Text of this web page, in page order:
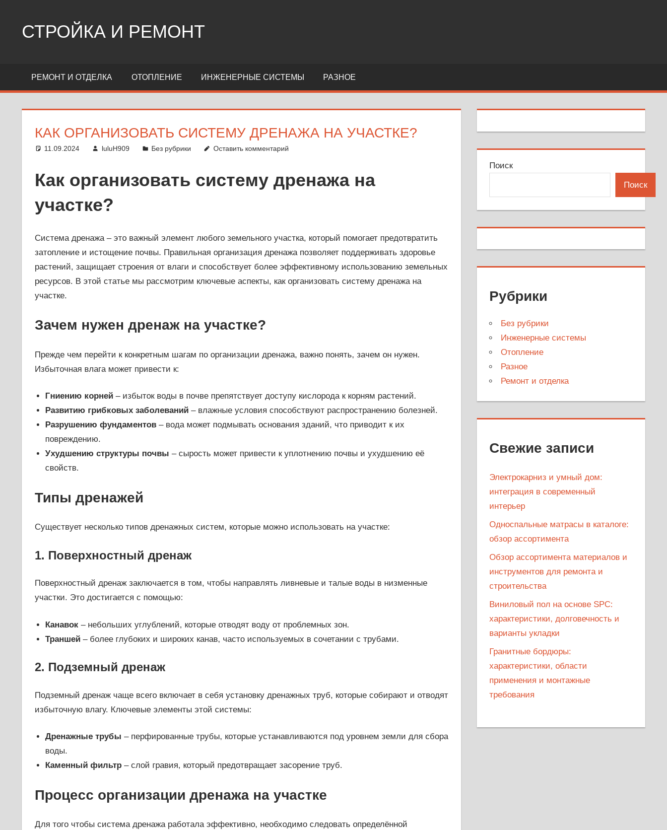
содержимому
СТРОЙКА И РЕМОНТ
стройке,
ремонте,
РЕМОНТ И ОТДЕЛКА ОТОПЛЕНИЕ ИНЖЕНЕРНЫЕ СИСТЕМЫ РАЗНОЕ
КАК ОРГАНИЗОВАТЬ СИСТЕМУ ДРЕНАЖА НА УЧАСТКЕ?
11.09.2024 luluH909 Без рубрики Оставить комментарий
Как организовать систему дренажа на
участке?
Система дренажа – это важный элемент любого земельного участка, который помогает предотвратить
затопление и истощение почвы. Правильная организация дренажа позволяет поддерживать здоровье
растений, защищает строения от влаги и способствует более эффективному использованию земельных
ресурсов. В этой статье мы рассмотрим ключевые аспекты, как организовать систему дренажа на
участке.
Зачем нужен дренаж на участке?
Прежде чем перейти к конкретным шагам по организации дренажа, важно понять, зачем он нужен.
Избыточная влага может привести к:
Гниению корней– избыток воды в почве препятствует доступу кислорода к корням растений.
Развитию грибковых заболеваний– влажные условия способствуют распространению болезней.
Разрушению фундаментов– вода может подмывать основания зданий, что приводит к их
повреждению.
Ухудшению структуры почвы – сырость может привести к уплотнению почвы и ухудшению её
свойств.
Типы дренажей
Существует несколько типов дренажных систем, которые можно использовать на участке:
1. Поверхностный дренаж
Поверхностный дренаж заключается в том, чтобы направлять ливневые и талые воды в низменные
участки. Это достигается с помощью:
Канавок– небольших углублений, которые отводят воду от проблемных зон.
Траншей– более глубоких и широких канав, часто используемых в сочетании с трубами.
2. Подземный дренаж
Подземный дренаж чаще всего включает в себя установку дренажных труб, которые собирают и отводят
избыточную влагу. Ключевые элементы этой системы:
Дренажные трубы – перфированные трубы, которые устанавливаются под уровнем земли для сбора
воды.
Каменный фильтр– слой гравия, который предотвращает засорение труб.
Процесс организации дренажа на участке
Для того чтобы система дренажа работала эффективно, необходимо следовать определённой
Поиск
Поиск
Рубрики
Без рубрики
Инженерные системы
Отопление
Разное
Ремонт и отделка
Свежие записи
Электрокарниз и умный дом:
интеграция в современный
интерьер
Односпальные матрасы в каталоге:
обзор ассортимента
Обзор ассортимента материалов и
инструментов для ремонта и
строительства
Виниловый пол на основе SPC:
характеристики, долговечность и
варианты укладки
Гранитные бордюры:
характеристики, области
применения и монтажные
требования